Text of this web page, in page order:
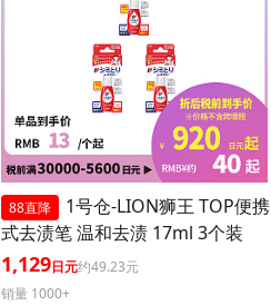
88直降
1号仓-LION狮王 TOP便携
式去渍笔 温和去渍 17ml 3个装
1,129日元约49.23元
销量 1000+